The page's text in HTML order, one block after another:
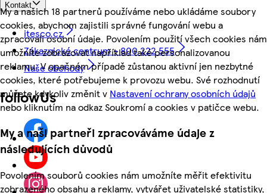
My a našich 18 partnerů používáme nebo ukládáme soubory
cookies, abychom zajistili správné fungování webu a
zpracovali osobní údaje. Povolením použití všech cookies nám
umožníte zobrazovat například také personalizovanou
reklamu. V opačném případě zůstanou aktivní jen nezbytné
cookies, které potřebujeme k provozu webu. Své rozhodnutí
můžete kdykoliv změnit v Nastavení ochrany osobních údajů
nebo kliknutím na odkaz Soukromí a cookies v patičce webu.
My a naši partneři zpracováváme údaje z
následujících důvodů
Povolením souborů cookies nám umožníte měřit efektivitu
zobrazeného obsahu a reklamy, vytvářet uživatelské statistiky,
Kontakt
itesco.cz
Zákaznické centrum - 800 222 555
Naše obchody
followUs